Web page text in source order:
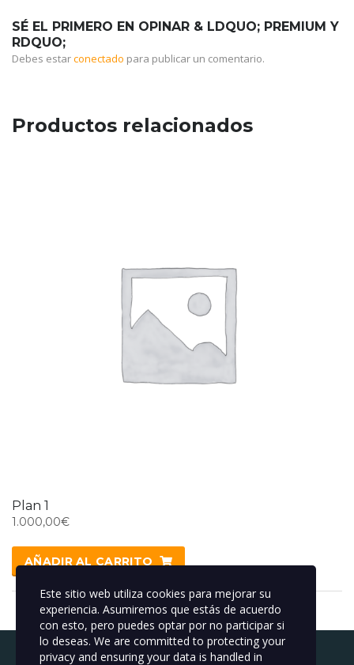
SÉ EL PRIMERO EN OPINAR & LDQUO; PREMIUM Y
RDQUO;
Debes estarconectado para publicar un comentario.
Productos relacionados
Plan 1
1.000,00€
AÑADIR AL CARRITO
Buscar:
Este sitio web utiliza cookies para mejorar su
experiencia. Asumiremos que estás de acuerdo
con esto, pero puedes optar por no participar si
lo deseas. We are committed to protecting your
privacy and ensuring your data is handled in